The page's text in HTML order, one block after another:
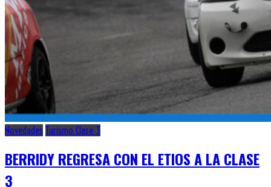
Novedades Turismo Clase 3
BERRIDY REGRESA CON EL ETIOS A LA CLASE
3